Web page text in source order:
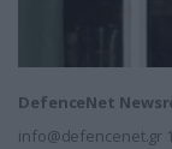
DefenceNet
info@defencenet.gr